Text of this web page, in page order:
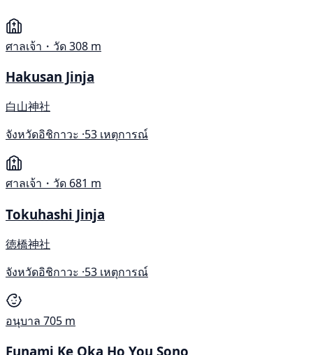
ศาลเจ้า・วัด308 m
Hakusan Jinja
白山神社
จังหวัดอิชิกาวะ ·53 เหตุการณ์
ศาลเจ้า・วัด 681 m
Tokuhashi Jinja
徳橋神社
จังหวัดอิชิกาวะ ·53 เหตุการณ์
อนุบาล 705 m
Funami Ke Oka Ho You Sono